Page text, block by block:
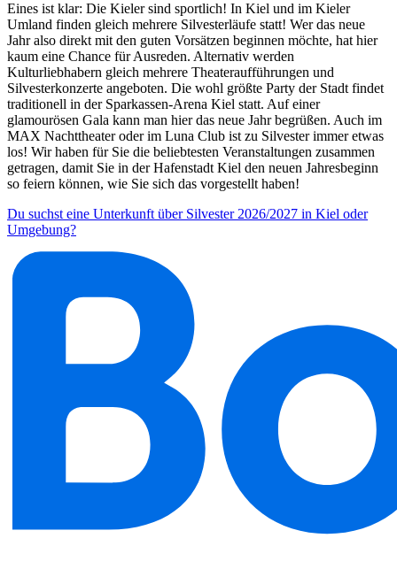
Eines ist klar: Die Kieler sind sportlich! In Kiel und im Kieler
Umland finden gleich mehrere Silvesterläufe statt! Wer das neue
Jahr also direkt mit den guten Vorsätzen beginnen möchte, hat hier
kaum eine Chance für Ausreden. Alternativ werden
Kulturliebhabern gleich mehrere Theateraufführungen und
Silvesterkonzerte angeboten. Die wohl größte Party der Stadt findet
traditionell in der Sparkassen-Arena Kiel statt. Auf einer
glamourösen Gala kann man hier das neue Jahr begrüßen. Auch im
MAX Nachttheater oder im Luna Club ist zu Silvester immer etwas
los! Wir haben für Sie die beliebtesten Veranstaltungen zusammen
getragen, damit Sie in der Hafenstadt Kiel den neuen Jahresbeginn
so feiern können, wie Sie sich das vorgestellt haben!
Du suchst eine Unterkunft über Silvester 2026/2027 in Kiel oder
Umgebung?